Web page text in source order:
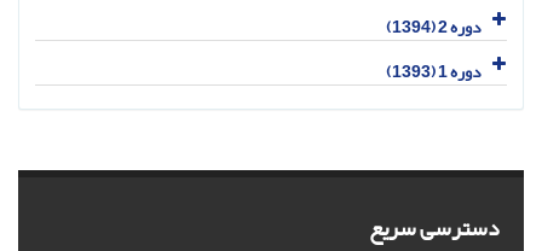
دوره 2 (1394)
دوره 1 (1393)
دسترسی سریع